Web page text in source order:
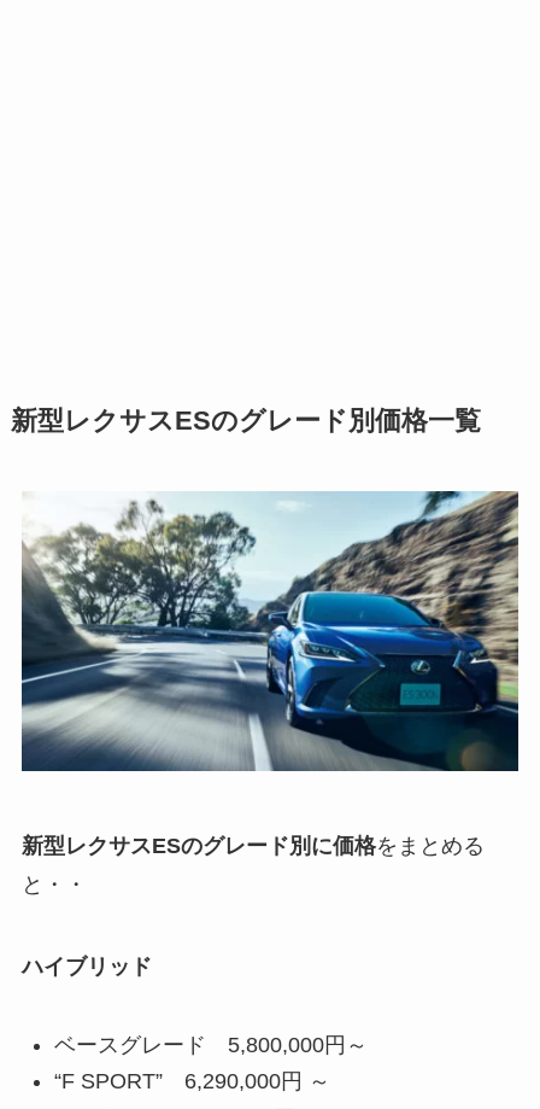
新型レクサスESのグレード別価格一覧
新型レクサスESのグレード別に価格をまとめる
と・・
ハイブリッド
ベースグレード 5,800,000円～
“F SPORT” 6,290,000円 ～